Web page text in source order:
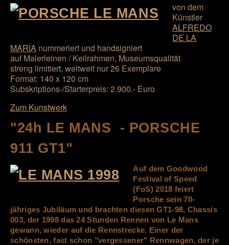
von dem
Künstler
ALFREDO
DE LA
MARIA nummeriert und handsigniert
auf Malerleinen / Keilrahmen, Museumsqualität
streng limitiert, weltweit nur 26 Exemplare
Format: 140 x 120 cm
Subskriptions-/Starterpreis: 2.900.- Euro
Zum Kunstwerk
"24h LE MANS - PORSCHE
911 GT1"
Auf dem Goodwood
Festival of Speed
(FoS) 2018 feiert
Porsche sein 70-
jähriges Jubiläum und brachten diesen GT1-98, Chassis
003, der 1998 das 24 Stunden Rennen von Le Mans
gewann, wieder auf die Rennstrecke. Einer der
schönsten, fast schon "vergessener" Rennwagen, der je